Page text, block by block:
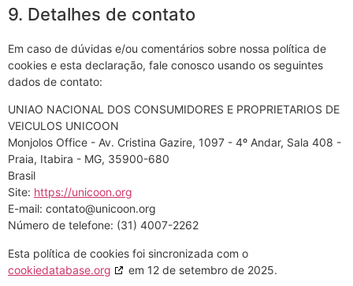
9. Detalhes de contato
Em caso de dúvidas e/ou comentários sobre nossa política de
cookies e esta declaração, fale conosco usando os seguintes
dados de contato:
UNIAO NACIONAL DOS CONSUMIDORES E PROPRIETARIOS DE
VEICULOS UNICOON
Monjolos Office - Av. Cristina Gazire, 1097 - 4º Andar, Sala 408 -
Praia, Itabira - MG, 35900-680
Brasil
Site: https://unicoon.org
E-mail: contato@unicoon.org
Número de telefone: (31) 4007-2262
Esta política de cookies foi sincronizada com o
cookiedatabase.org
em 12 de setembro de 2025.